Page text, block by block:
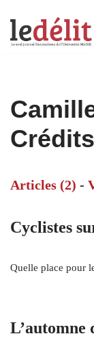
Aller
Articles (2) -
Cyclistes
Quelle place pour
L’automne